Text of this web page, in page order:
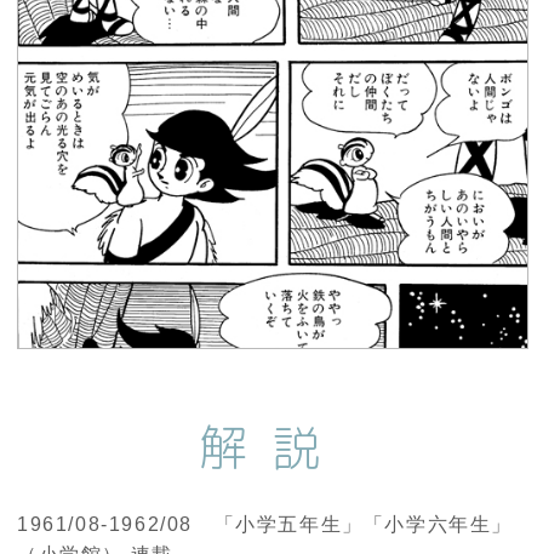
解説
1961/08-1962/08 「小学五年生」「小学六年生」